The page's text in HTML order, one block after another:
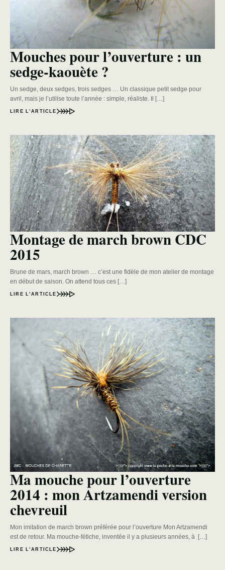
Mouches pour l’ouverture : un
sedge-kaouète ?
Un sedge, deux sedges, trois sedges … Un classique petit sedge pour
avril, mais je l’utilise toute l’année : simple, réaliste. Il […]
LIRE L’ARTICLE
Montage de march brown CDC
2015
Brune de mars, march brown … c’est une fidèle de mon atelier de montage
en début de saison. On attend tous ces […]
LIRE L’ARTICLE
Ma mouche pour l’ouverture
2014 : mon Artzamendi version
chevreuil
Mon imitation de march brown préférée pour l’ouverture Mon Artzamendi
est de retour. Ma mouche-fétiche, inventée il y a plusieurs années, à […]
LIRE L’ARTICLE